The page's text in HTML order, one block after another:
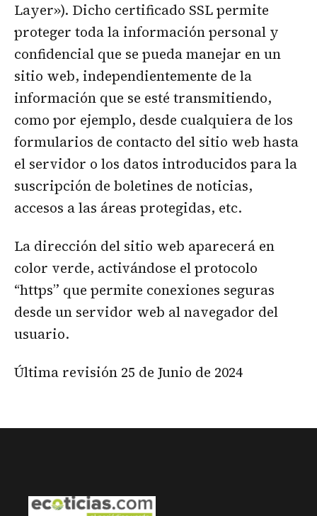
Layer»). Dicho certificado SSL permite
proteger toda la información personal y
confidencial que se pueda manejar en un
sitio web, independientemente de la
información que se esté transmitiendo,
como por ejemplo, desde cualquiera de los
formularios de contacto del sitio web hasta
el servidor o los datos introducidos para la
suscripción de boletines de noticias,
accesos a las áreas protegidas, etc.
La dirección del sitio web aparecerá en
color verde, activándose el protocolo
“https” que permite conexiones seguras
desde un servidor web al navegador del
usuario.
Última revisión 25 de Junio de 2024